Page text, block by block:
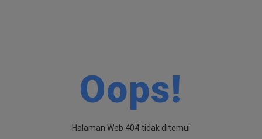
Oops!
Halaman Web 404 tidak ditemui